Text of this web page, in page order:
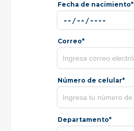
Fecha de nacimiento*
Correo*
Número de celular*
Departamento*